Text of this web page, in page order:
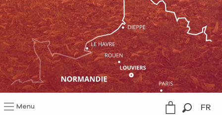
Menu FR
Mentions légales Gestion du consentement